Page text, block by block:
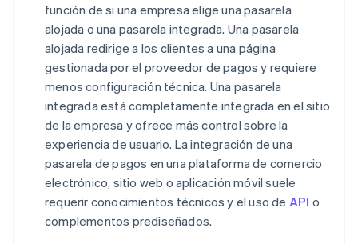
función de si una empresa elige una pasarela
alojada o una pasarela integrada. Una pasarela
alojada redirige a los clientes a una página
gestionada por el proveedor de pagos y requiere
menos configuración técnica. Una pasarela
integrada está completamente integrada en el sitio
de la empresa y ofrece más control sobre la
experiencia de usuario. La integración de una
pasarela de pagos en una plataforma de comercio
electrónico, sitio web o aplicación móvil suele
requerir conocimientos técnicos y el uso de API o
complementos prediseñados.